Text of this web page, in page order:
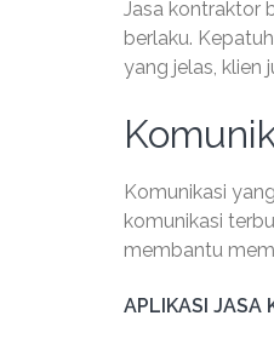
Jasa kontraktor
berlaku.
yang jelas, klien
Komunikasi
komunikasi
membantu
APLIKASI JASA